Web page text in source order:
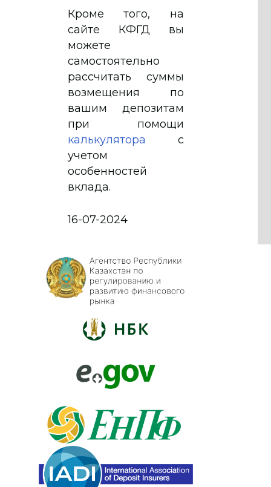
Кроме того, на
сайте КФГД вы
можете
самостоятельно
рассчитать суммы
возмещения по
вашим депозитам
при помощи
калькулятора с
учетом
особенностей
вклада.
16-07-2024